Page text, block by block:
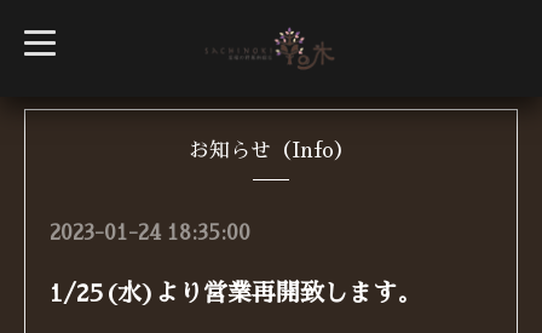
t
o
l
お知らせ（Info）
2023-01-24 18:35:00
1/25(水)より営業再開致します。